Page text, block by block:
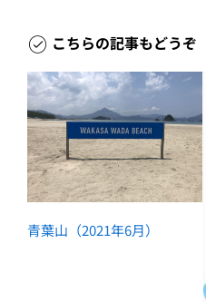
こちらの記事もどうぞ
青葉山（2021年6月）